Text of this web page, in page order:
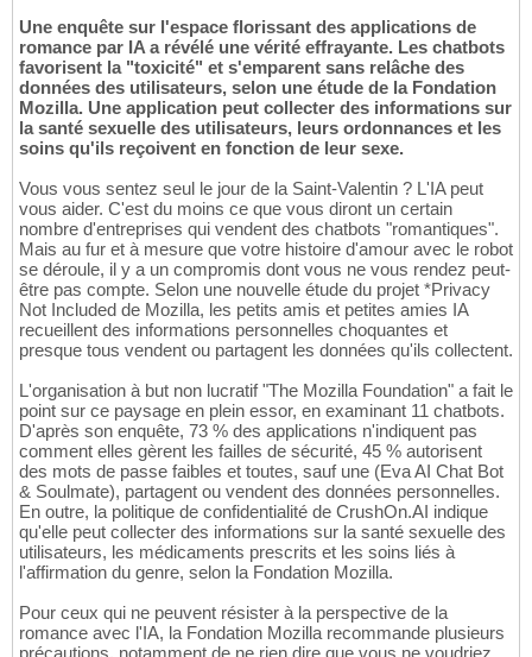
Une enquête sur l'espace florissant des applications de
romance par IA a révélé une vérité effrayante. Les chatbots
favorisent la "toxicité" et s'emparent sans relâche des
données des utilisateurs, selon une étude de la Fondation
Mozilla. Une application peut collecter des informations sur
la santé sexuelle des utilisateurs, leurs ordonnances et les
soins qu'ils reçoivent en fonction de leur sexe.
Vous vous sentez seul le jour de la Saint-Valentin ? L'IA peut
vous aider. C'est du moins ce que vous diront un certain
nombre d'entreprises qui vendent des chatbots "romantiques".
Mais au fur et à mesure que votre histoire d'amour avec le robot
se déroule, il y a un compromis dont vous ne vous rendez peut-
être pas compte. Selon une nouvelle étude du projet *Privacy
Not Included de Mozilla, les petits amis et petites amies IA
recueillent des informations personnelles choquantes et
presque tous vendent ou partagent les données qu'ils collectent.
L'organisation à but non lucratif "The Mozilla Foundation" a fait le
point sur ce paysage en plein essor, en examinant 11 chatbots.
D'après son enquête, 73 % des applications n'indiquent pas
comment elles gèrent les failles de sécurité, 45 % autorisent
des mots de passe faibles et toutes, sauf une (Eva AI Chat Bot
& Soulmate), partagent ou vendent des données personnelles.
En outre, la politique de confidentialité de CrushOn.AI indique
qu'elle peut collecter des informations sur la santé sexuelle des
utilisateurs, les médicaments prescrits et les soins liés à
l'affirmation du genre, selon la Fondation Mozilla.
Pour ceux qui ne peuvent résister à la perspective de la
romance avec l'IA, la Fondation Mozilla recommande plusieurs
précautions, notamment de ne rien dire que vous ne voudriez